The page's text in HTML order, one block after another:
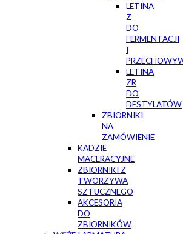
LETINA
Z
DO
FERMENTACJI
I
LETINA
ZR
DO
DESTYLATÓW
ZBIORNIKI
NA
ZAMÓWIENIE
KADZIE
MACERACYJNE
ZBIORNIKI Z
TWORZYWA
SZTUCZNEGO
AKCESORIA
DO
ZBIORNIKÓW